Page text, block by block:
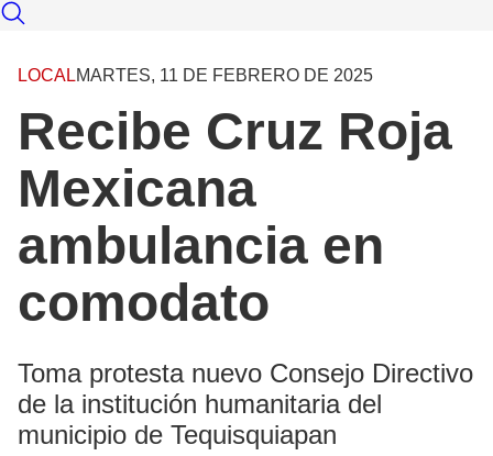
LOCALMARTES, 11 DE FEBRERO DE 2025
Recibe Cruz Roja
Mexicana
ambulancia en
comodato
Toma protesta nuevo Consejo Directivo
de la institución humanitaria del
municipio de Tequisquiapan